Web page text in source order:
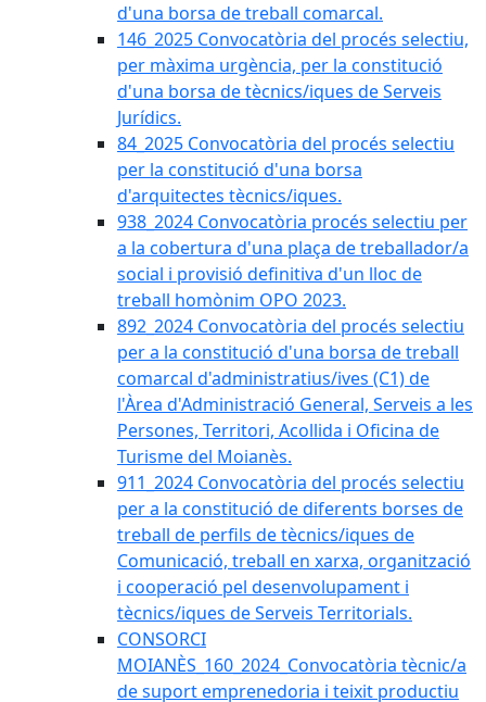
d'una borsa de treball comarcal.
146_2025 Convocatòria del procés selectiu,
per màxima urgència, per la constitució
d'una borsa de tècnics/iques de Serveis
Jurídics.
84_2025 Convocatòria del procés selectiu
per la constitució d'una borsa
d'arquitectes tècnics/iques.
938_2024 Convocatòria procés selectiu per
a la cobertura d'una plaça de treballador/a
social i provisió definitiva d'un lloc de
treball homònim OPO 2023.
892_2024 Convocatòria del procés selectiu
per a la constitució d'una borsa de treball
comarcal d'administratius/ives (C1) de
l'Àrea d'Administració General, Serveis a les
Persones, Territori, Acollida i Oficina de
Turisme del Moianès.
911_2024 Convocatòria del procés selectiu
per a la constitució de diferents borses de
treball de perfils de tècnics/iques de
Comunicació, treball en xarxa, organització
i cooperació pel desenvolupament i
tècnics/iques de Serveis Territorials.
CONSORCI
MOIANÈS_160_2024_Convocatòria tècnic/a
de suport emprenedoria i teixit productiu